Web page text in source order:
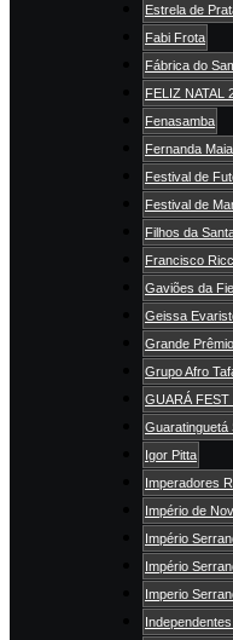
Estrela de
Fabi Frota
Fábrica do
FELIZ NATAL
Fenasamba
Fernanda Maia
Festival de
Festival de
Filhos da
Francisco
Gaviões da
Geissa
Grande
Grupo Afro
GUARÁ FEST
Guaratinguetá
Igor Pitta
Imperadores
Império de
Império
Império
Imperio